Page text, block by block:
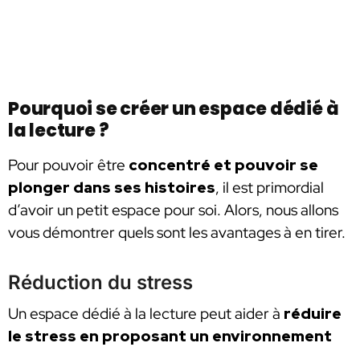
Pourquoi se créer un espace dédié à
la lecture ?
Pour pouvoir être concentré et pouvoir se
plonger dans ses histoires, il est primordial
d’avoir un petit espace pour soi. Alors, nous allons
vous démontrer quels sont les avantages à en tirer.
Réduction du stress
Un espace dédié à la lecture peut aider à réduire
le stress en proposant un environnement